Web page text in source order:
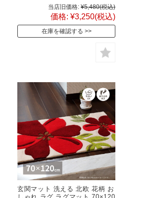
当店旧価格: ¥5,480(税込)
価格: ¥3,250(税込)
在庫を確認する
玄関マット 洗える 北欧 花柄 お